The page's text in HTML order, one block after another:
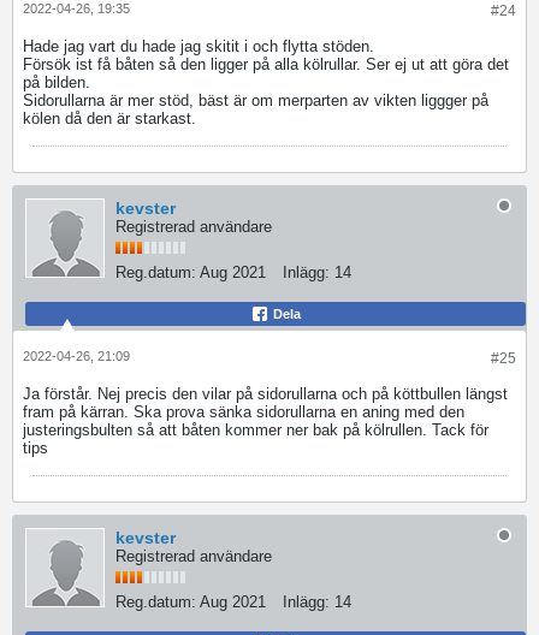
#24
2022-04-26, 19:35
Hade jag vart du hade jag skitit i och flytta stöden.
Försök ist få båten så den ligger på alla kölrullar. Ser ej ut att göra det
på bilden.
Sidorullarna är mer stöd, bäst är om merparten av vikten liggger på
kölen då den är starkast.
kevster
Registrerad användare
Reg.datum: Aug 2021 Inlägg: 14
Dela
#25
2022-04-26, 21:09
Ja förstår. Nej precis den vilar på sidorullarna och på köttbullen längst
fram på kärran. Ska prova sänka sidorullarna en aning med den
justeringsbulten så att båten kommer ner bak på kölrullen. Tack för
tips
kevster
Registrerad användare
Reg.datum: Aug 2021 Inlägg: 14